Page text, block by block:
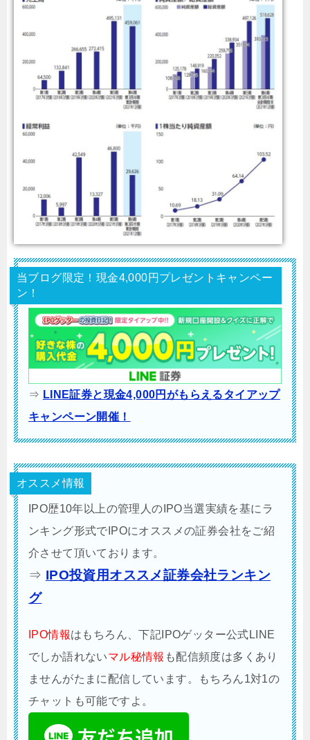
当ブログ限定！現金4,000円プレゼントキャンペー
ン！
⇒ LINE証券と現金4,000円がもらえるタイアップ
キャンペーン開催！
オススメ情報
IPO歴10年以上の管理人のIPO当選実績を基にラ
ンキング形式でIPOにオススメの証券会社をご紹
介させて頂いております。
⇒ IPO投資用オススメ証券会社ランキン
グ
IPO情報はもちろん、下記IPOゲッター公式LINE
でしか語れないマル秘情報 も配信頻度は多くあり
ませんがたまに配信しています。もちろん1対1の
チャットも可能ですよ。